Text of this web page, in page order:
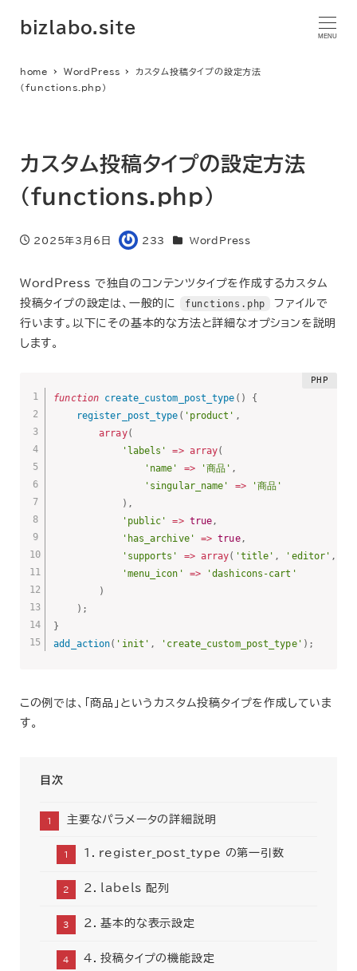
bizlabo.site
MENU
home WordPress
カスタム投稿タイプの設定方法
（functions.php）
カスタム投稿タイプの設定方法
（functions.php）
投稿日
2025年3月6日
著
233 カテゴリー
WordPress
WordPress で独自のコンテンツタイプを作成するカスタム
投稿タイプの設定は、一般的に
functions.php
ファイルで
行います。以下にその基本的な方法と詳細なオプションを説明
します。
function create_custom_post_type ( )
{
register_post_type ( 'product' ,
array(
'labels'
=> array(
'name'
=> '商品' ,
'singular_name'
=>
'商品'
) ,
'public'
=> true ,
'has_archive' => true,
'supports'
=> array( 'title' , 'editor' ,
'menu_icon' =>
'dashicons-cart'
)
) ;
}
add_action( 'init' , 'create_custom_post_type' ) ;
この例では、「商品」というカスタム投稿タイプを作成していま
す。
目次
主要なパラメータの詳細説明
1. register_post_type の第一引数
2. labels 配列
2. 基本的な表示設定
4. 投稿タイプの機能設定